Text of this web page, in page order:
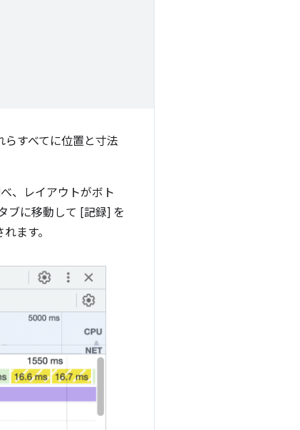
すべてに位置と寸法
、レイアウトがボト
ブに移動して [記録] を
ます。